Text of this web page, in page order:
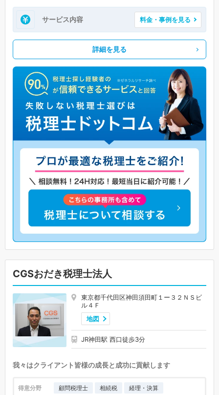
サービス内容 料金・事例を見る
詳細を見る
CGSおだき税理士法人
東京都千代田区神田須田町１ー３２ＮＳビ
ル４Ｆ
地図
JR神田駅 西口徒歩3分
我々はクライアント皆様の成長と成功に貢献します
得意分野 顧問税理士 相続税 経理・決算